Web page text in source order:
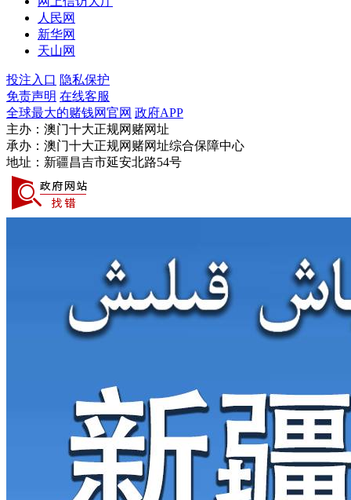
住房公积金管理中心
供销合作社
交易中心
人行澳门十大正规网赌网址分行
气象局
消防救援局
残联
机关事务管理局
信访局
数字化发展局
人民网
新华网
天山网
投注入口 隐私保护
免责声明 在线客服
全球最大的赌钱网官网 政府APP
主办：澳门十大正规网赌网址
承办：澳门十大正规网赌网址综合保障中心
地址：新疆昌吉市延安北路54号